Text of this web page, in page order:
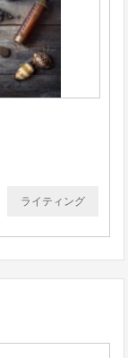
ライティング